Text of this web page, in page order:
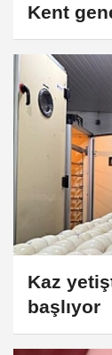
Kent
Kaz
başlıyor